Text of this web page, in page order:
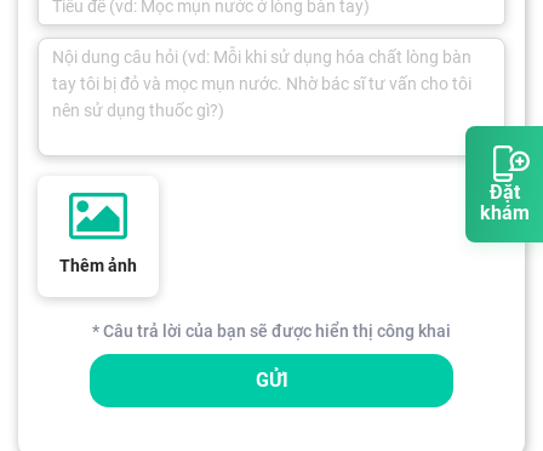
Đặt
khám
Thêm ảnh
* Câu trả lời của bạn sẽ được hiển thị công khai
GỬI